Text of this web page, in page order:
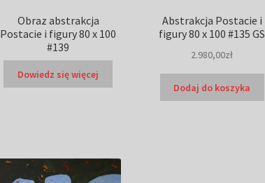
Obraz abstrakcja
Postacie i figury 80 x 100
#139
Dowiedz się więcej
Abstrakcja Postacie i
figury 80 x 100 #135 GS
2.980,00zł
Dodaj do koszyka